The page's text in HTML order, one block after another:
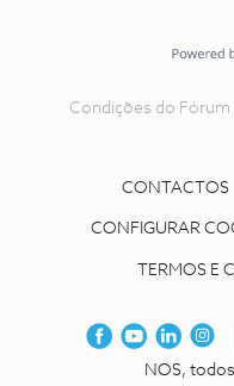
Condições do Fórum
CONTACTOS
CONFIGURAR
TERMOS E
NOS,